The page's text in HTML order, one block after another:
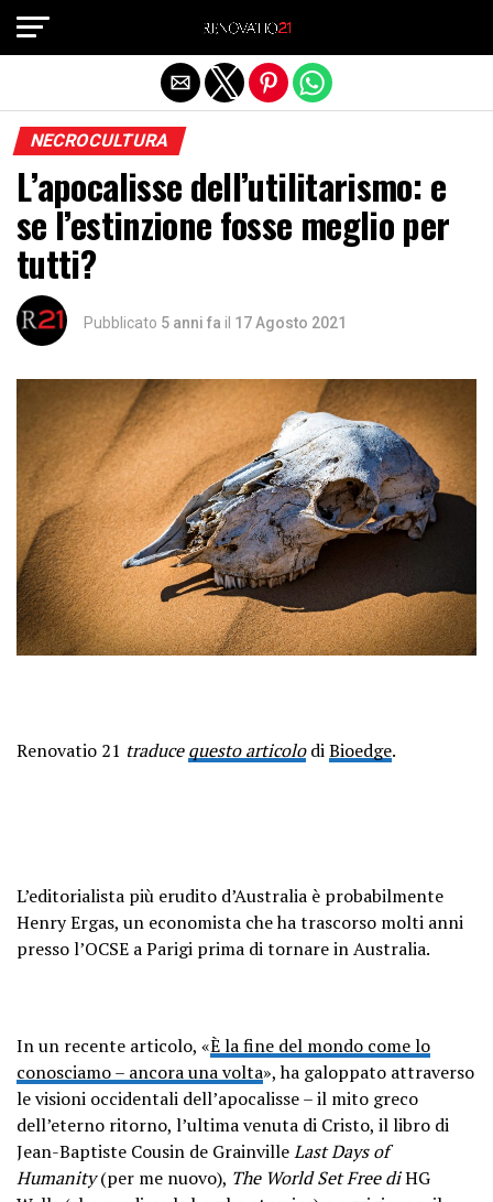
NECROCULTURA
L’apocalisse dell’utilitarismo: e
se l’estinzione fosse meglio per
tutti?
Pubblicato 5 anni fa il 17 Agosto 2021
Renovatio 21 traducequesto articolodiBioedge.
L’editorialista più erudito d’Australia è probabilmente
Henry Ergas, un economista che ha trascorso molti anni
presso l’OCSE a Parigi prima di tornare in Australia.
In un recente articolo, «È la fine del mondo come lo
conosciamo – ancora una volta», ha galoppato attraverso
le visioni occidentali dell’apocalisse – il mito greco
dell’eterno ritorno, l’ultima venuta di Cristo, il libro di
Jean-Baptiste Cousin de GrainvilleLast Days of
Humanity(per me nuovo), The World Set Free diHG
Exit mobile version